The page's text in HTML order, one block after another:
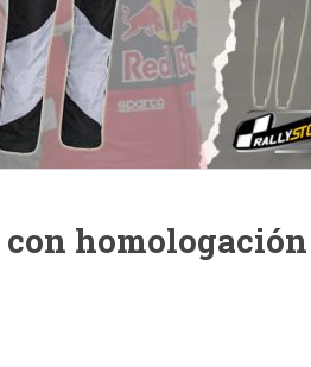
con homologación